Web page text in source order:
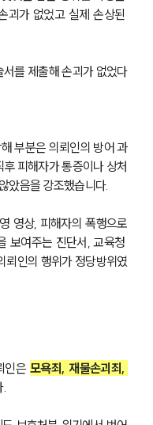
로펌
괴가 없었고 실제 손상된
를 제출해 손괴가 없었다
부분은 의뢰인의 방어 과
피해자가 통증이나 상처
았음을 강조했습니다.
영상, 피해자의 폭행으로
보여주는 진단서, 교육청
뢰인의 행위가 정당방위였
인은 모욕죄, 재물손괴죄,
.